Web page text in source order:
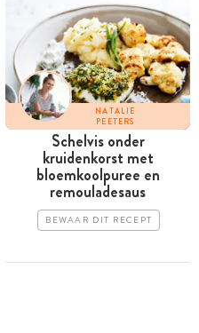
NATALIE
PEETERS
Schelvis onder
kruidenkorst met
bloemkoolpuree en
remouladesaus
BEWAAR DIT RECEPT